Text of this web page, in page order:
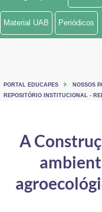
Ministério de Minas e Energia
Ministério do Turismo
Controladoria-Geral da União
Material UAB Periódicos
PORTAL EDUCAPES
NOSSOS
REPOSITÓRIO INSTITUCIONAL -
A